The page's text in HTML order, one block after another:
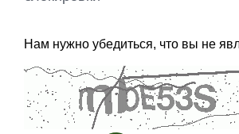
Нам нужно убедиться, что вы не